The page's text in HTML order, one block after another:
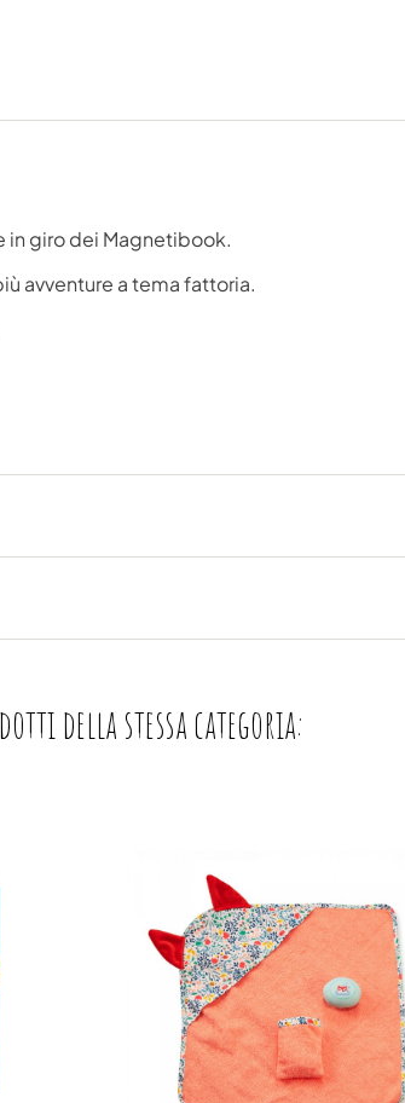
in giro dei Magnetibook.
avventure a tema fattoria.
della stessa categoria: